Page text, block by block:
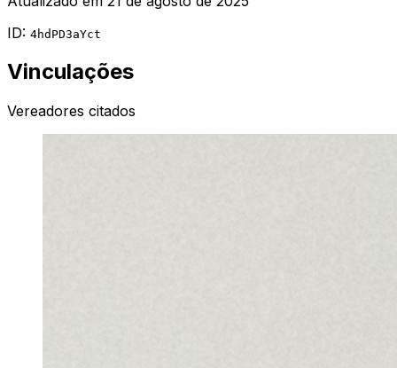
ID: 4hdPD3aYct
Vinculações
Vereadores citados